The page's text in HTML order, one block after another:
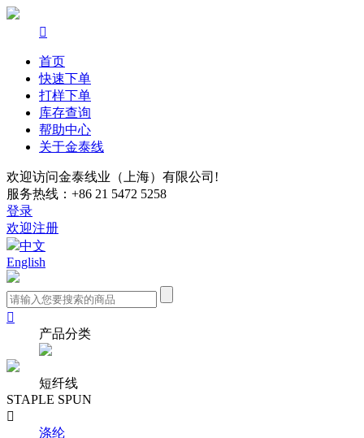

首页
快速下单
打样下单
库存查询
帮助中心
关于金泰线
欢迎访问金泰线业（上海）有限公司!
服务热线：+86 21 5472 5258
登录
欢迎注册
中文
English

产品分类
短纤线
STAPLE SPUN

涤纶